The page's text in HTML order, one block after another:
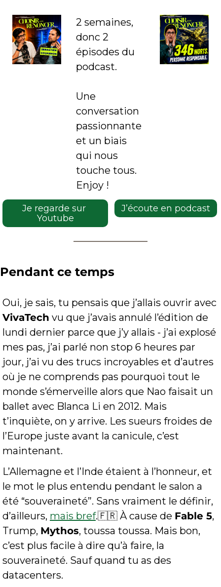
2 semaines,
donc 2
épisodes du
podcast.
Une
conversation
passionnante
et un biais
qui nous
touche tous.
Enjoy !
Je regarde sur
Youtube
J’écoute en podcast
Pendant ce temps
VivaTech vu que j’avais annulé l’édition de
lundi dernier parce que j’y allais - j’ai explosé
mes pas, j’ai parlé non stop 6 heures par
jour, j’ai vu des trucs incroyables et d’autres
où je ne comprends pas pourquoi tout le
monde s’émerveille alors que Nao faisait un
ballet avec Blanca Li en 2012. Mais
t’inquiète, on y arrive. Les sueurs froides de
l’Europe juste avant la canicule, c’est
maintenant.
L’Allemagne et l’Inde étaient à l’honneur, et
le mot le plus entendu pendant le salon a
été “souveraineté”. Sans vraiment le définir,
d’ailleurs, mais bref.🇫🇷 À cause de Fable 5,
Trump, Mythos, toussa toussa. Mais bon,
c’est plus facile à dire qu’à faire, la
souveraineté. Sauf quand tu as des
datacenters.